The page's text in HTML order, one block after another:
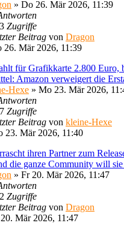
» Do 26. Mär 2026, 11:39
Zugriffe
Beitrag von Dragon
26. Mär 2026, 11:39
für Grafikkarte 2.800 Euro,
Amazon verweigert die
Hexe » Mo 23. Mär 2026,
Zugriffe
Beitrag von kleine-Hexe
23. Mär 2026, 11:40
ihren Partner zum
die ganze Community will sie
» Fr 20. Mär 2026, 11:47
Zugriffe
Beitrag von Dragon
Mär 2026, 11:47